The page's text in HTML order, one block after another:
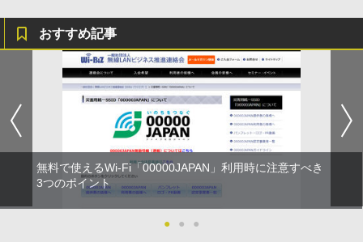
おすすめ記事
無料で使えるWi-Fi「00000JAPAN」利用時に注意すべき
3つのポイント
● ● ●